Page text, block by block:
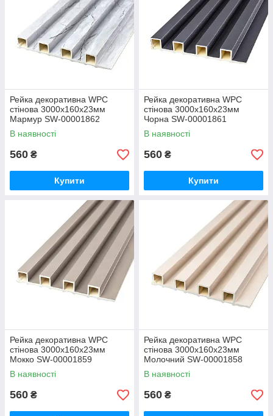
Рейка декоративна WPC
стінова 3000х160х23мм
Мармур SW-00001862
В наявності
560 ₴
Купити
Рейка декоративна WPC
стінова 3000х160х23мм
Чорна SW-00001861
В наявності
560 ₴
Купити
Рейка декоративна WPC
стінова 3000х160х23мм
Мокко SW-00001859
В наявності
560 ₴
Рейка декоративна WPC
стінова 3000х160х23мм
Молочний SW-00001858
В наявності
560 ₴